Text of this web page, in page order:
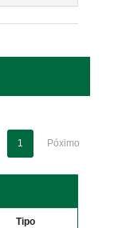
1 Póximo
Tipo